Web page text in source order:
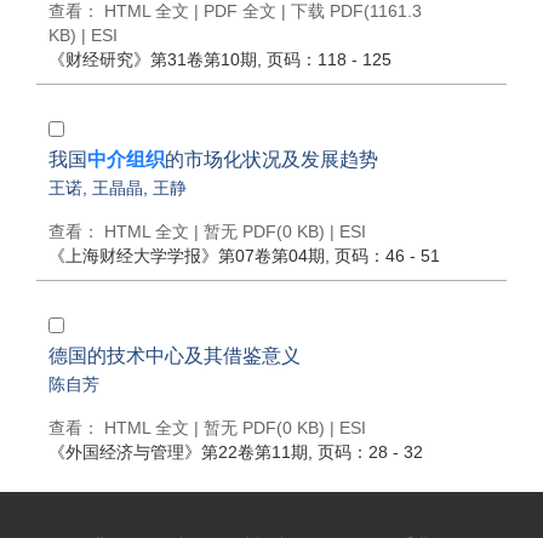
查看： HTML 全文 | PDF 全文 | 下载 PDF(1161.3
KB) | ESI
《财经研究》 第31卷第10期 , 页码：118 - 125
我国中介组织的市场化状况及发展趋势
王诺 王晶晶 王静
查看： HTML 全文 | 暂无 PDF(0 KB) | ESI
《上海财经大学学报》 第07卷第04期 , 页码：46 - 51
德国的技术中心及其借鉴意义
陈自芳
查看： HTML 全文 | 暂无 PDF(0 KB) | ESI
《外国经济与管理》 第22卷第11期 , 页码：28 - 32